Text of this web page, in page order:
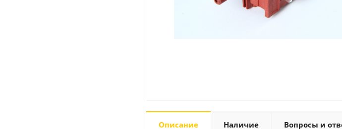
Описание Наличие Вопросы и